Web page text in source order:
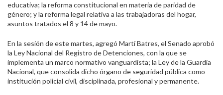
educativa; la reforma constitucional en materia de paridad de
género; y la reforma legal relativa a las trabajadoras del hogar,
asuntos tratados el 8 y 14 de mayo.
En la sesión de este martes, agregó Martí Batres, el Senado aprobó
la Ley Nacional del Registro de Detenciones, con la que se
implementa un marco normativo vanguardista; la Ley de la Guardia
Nacional, que consolida dicho órgano de seguridad pública como
institución policial civil, disciplinada, profesional y permanente.